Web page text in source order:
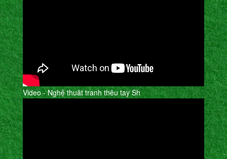
Video - Nghệ thuât tranh thêu tay Sh